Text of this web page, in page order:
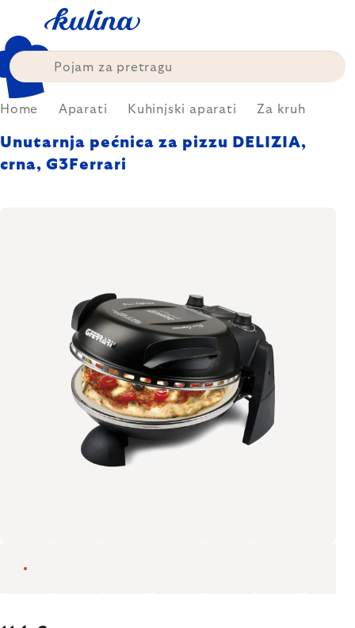
content
Home Aparati Kuhinjski aparati Za kruh
Unutarnja pećnica za pizzu DELIZIA,
crna, G3Ferrari